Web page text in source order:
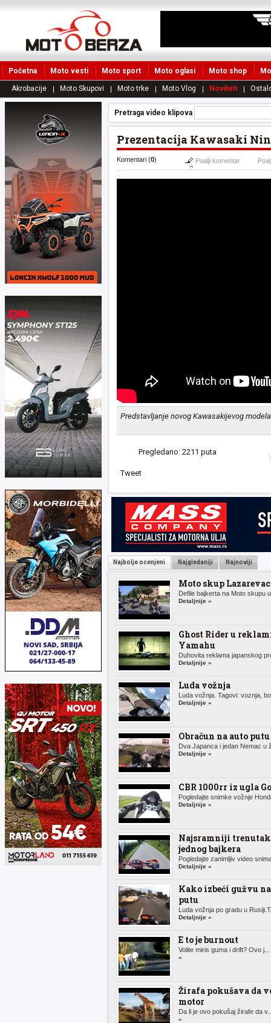
Početna Moto vesti Moto sport Moto oglasi Moto shop
Akrobacije Moto Skupovi Moto trke Moto Vlog Noviteti
Pretraga video klipova
Prezentacija Kawasaki
Komentari (0) Poalji komentar
Predstavljanje novog Kawasakijevog
Pregledano: 2211 puta
Tweet
Najbolje ocenjeni Najgledaniji Najnoviji
Moto skup
Defile bajkerta na Moto skupu
Detaljnije »
Ghost Rider u
Yamahu
Duhovita reklama japanskog
Detaljnije »
Luda vožnja
Luda vožnja. Tagovi: voznja,
Detaljnije »
Obračun na auto putu
Dva Japanca i jedan Nemac u
Detaljnije »
CBR 1000rr iz ugla
Pogledajte snimke vožnje
Detaljnije »
Najsramniji trenutak
jednog bajkera
Pogledajte zanimljiv video
Detaljnije »
Kako izbeći gužvu
putu
Luda vožnja po gradu u
Detaljnije »
E to je burnout
Volite miris guma i drift? Ovo j...
»
Žirafa pokušava da
motor
Da li je ovo pokušaj žirafe da
»